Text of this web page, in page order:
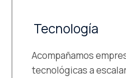
Tecnología
Acompañamos
tecnológicas a